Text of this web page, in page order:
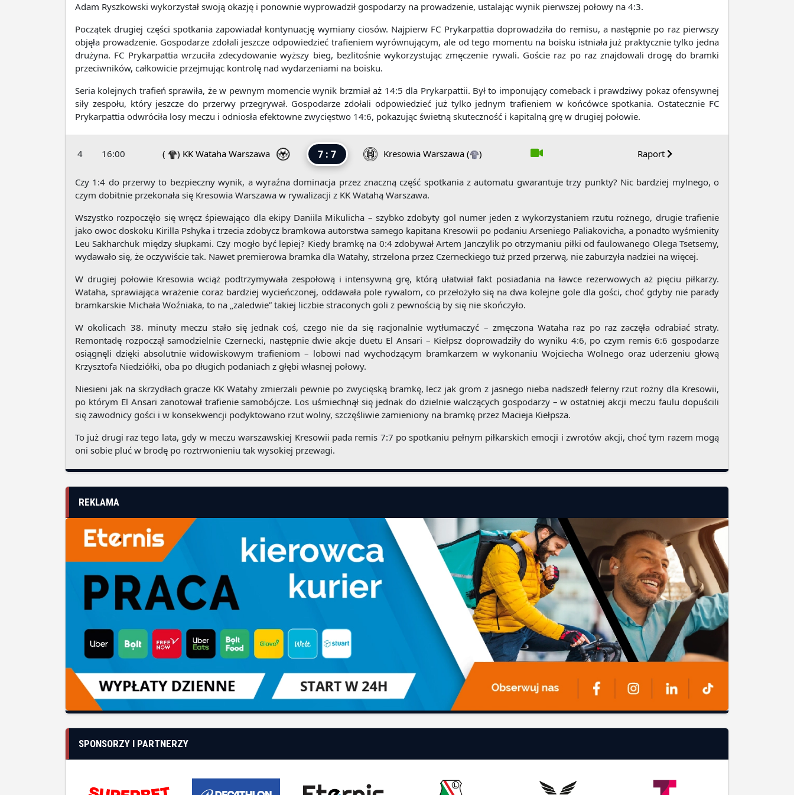
Adam Ryszkowski wykorzystał swoją okazję i ponownie wyprowadził gospodarzy na prowadzenie, ustalając wynik pierwszej połowy na 4:3.
Początek drugiej części spotkania zapowiadał kontynuację wymiany ciosów. Najpierw FC Prykarpattia doprowadziła do remisu, a następnie po raz pierwszy
objęła prowadzenie. Gospodarze zdołali jeszcze odpowiedzieć trafieniem wyrównującym, ale od tego momentu na boisku istniała już praktycznie tylko jedna
drużyna. FC Prykarpattia wrzuciła zdecydowanie wyższy bieg, bezlitośnie wykorzystując zmęczenie rywali. Goście raz po raz znajdowali drogę do bramki
przeciwników, całkowicie przejmując kontrolę nad wydarzeniami na boisku.
Seria kolejnych trafień sprawiła, że w pewnym momencie wynik brzmiał aż 14:5 dla Prykarpattii. Był to imponujący comeback i prawdziwy pokaz ofensywnej
siły zespołu, który jeszcze do przerwy przegrywał. Gospodarze zdołali odpowiedzieć już tylko jednym trafieniem w końcówce spotkania. Ostatecznie FC
Prykarpattia odwróciła losy meczu i odniosła efektowne zwycięstwo 14:6, pokazując świetną skuteczność i kapitalną grę w drugiej połowie.
4 16:00 ( ) KK Wataha Warszawa 7 : 7 Kresowia Warszawa( ) Raport
Czy 1:4 do przerwy to bezpieczny wynik, a wyraźna dominacja przez znaczną część spotkania z automatu gwarantuje trzy punkty? Nic bardziej mylnego, o
czym dobitnie przekonała się Kresowia Warszawa w rywalizacji z KK Watahą Warszawa.
Wszystko rozpoczęło się wręcz śpiewająco dla ekipy Daniila Mikulicha – szybko zdobyty gol numer jeden z wykorzystaniem rzutu rożnego, drugie trafienie
jako owoc doskoku Kirilla Pshyka i trzecia zdobycz bramkowa autorstwa samego kapitana Kresowii po podaniu Arseniego Paliakovicha, a ponadto wyśmienity
Leu Sakharchuk między słupkami. Czy mogło być lepiej? Kiedy bramkę na 0:4 zdobywał Artem Janczylik po otrzymaniu piłki od faulowanego Olega Tsetsemy,
wydawało się, że oczywiście tak. Nawet premierowa bramka dla Watahy, strzelona przez Czerneckiego tuż przed przerwą, nie zaburzyła nadziei na więcej.
W drugiej połowie Kresowia wciąż podtrzymywała zespołową i intensywną grę, którą ułatwiał fakt posiadania na ławce rezerwowych aż pięciu piłkarzy.
Wataha, sprawiająca wrażenie coraz bardziej wycieńczonej, oddawała pole rywalom, co przełożyło się na dwa kolejne gole dla gości, choć gdyby nie parady
bramkarskie Michała Woźniaka, to na „zaledwie” takiej liczbie straconych goli z pewnością by się nie skończyło.
W okolicach 38. minuty meczu stało się jednak coś, czego nie da się racjonalnie wytłumaczyć – zmęczona Wataha raz po raz zaczęła odrabiać straty.
Remontadę rozpoczął samodzielnie Czernecki, następnie dwie akcje duetu El Ansari – Kiełpsz doprowadziły do wyniku 4:6, po czym remis 6:6 gospodarze
osiągnęli dzięki absolutnie widowiskowym trafieniom – lobowi nad wychodzącym bramkarzem w wykonaniu Wojciecha Wolnego oraz uderzeniu głową
Krzysztofa Niedziółki, oba po długich podaniach z głębi własnej połowy.
Niesieni jak na skrzydłach gracze KK Watahy zmierzali pewnie po zwycięską bramkę, lecz jak grom z jasnego nieba nadszedł felerny rzut rożny dla Kresowii,
po którym El Ansari zanotował trafienie samobójcze. Los uśmiechnął się jednak do dzielnie walczących gospodarzy – w ostatniej akcji meczu faulu dopuścili
się zawodnicy gości i w konsekwencji podyktowano rzut wolny, szczęśliwie zamieniony na bramkę przez Macieja Kiełpsza.
To już drugi raz tego lata, gdy w meczu warszawskiej Kresowii pada remis 7:7 po spotkaniu pełnym piłkarskich emocji i zwrotów akcji, choć tym razem mogą
oni sobie pluć w brodę po roztrwonieniu tak wysokiej przewagi.
REKLAMA